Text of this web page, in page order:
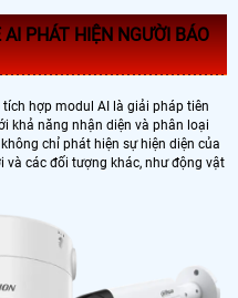
PHÁT HIỆN NGƯỜI BÁO
tích hợp modul AI là giải pháp tiên
khả năng nhận diện và phân loại
chỉ phát hiện sự hiện diện của
các đối tượng khác, như động vật